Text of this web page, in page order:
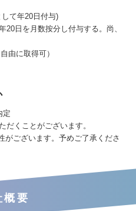
て年20日付与)
日を月数按分し付与する。尚、
由に取得可）
定
くことがございます。
ございます。予めご了承くださ
概要